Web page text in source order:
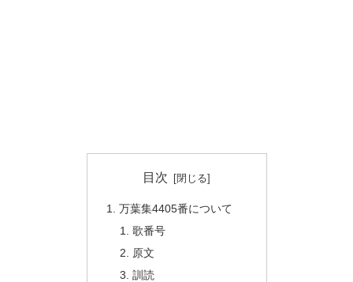
目次
万葉集4405番について
歌番号
原文
訓読